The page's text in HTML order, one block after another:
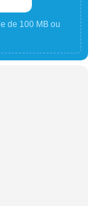
de 100 MB ou